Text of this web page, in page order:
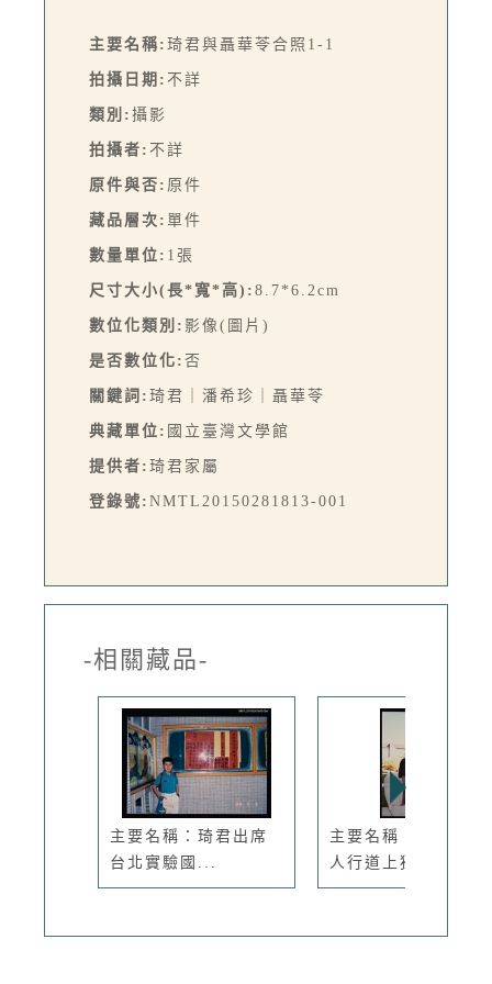
主要名稱: 琦君與聶華苓合照1-1
拍攝日期: 不詳
類別: 攝影
拍攝者: 不詳
原件與否: 原件
藏品層次: 單件
數量單位: 1張
尺寸大小(長*寬*高): 8.7*6.2cm
數位化類別: 影像(圖片)
是否數位化: 否
關鍵詞: 琦君｜潘希珍｜聶華苓
典藏單位: 國立臺灣文學館
提供者: 琦君家屬
登錄號: NMTL20150281813-001
-相關藏品-
主要名稱：琦君出席
台北實驗國...
主要名稱：李唐基於
人行道上獨...